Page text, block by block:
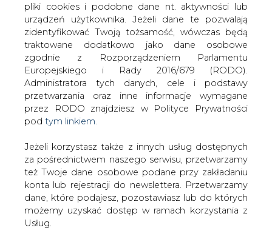
WŁĄCZ CIRE.TV
pliki cookies i podobne dane nt. aktywności lub
urządzeń użytkownika. Jeżeli dane te pozwalają
zidentyfikować Twoją tożsamość, wówczas będą
traktowane dodatkowo jako dane osobowe
zgodnie z Rozporządzeniem Parlamentu
Europejskiego i Rady 2016/679 (RODO).
Administratora tych danych, cele i podstawy
przetwarzania oraz inne informacje wymagane
przez RODO znajdziesz w Polityce Prywatności
pod tym linkiem.
Jeżeli korzystasz także z innych usług dostępnych
za pośrednictwem naszego serwisu, przetwarzamy
też Twoje dane osobowe podane przy zakładaniu
konta lub rejestracji do newslettera. Przetwarzamy
dane, które podajesz, pozostawiasz lub do których
możemy uzyskać dostęp w ramach korzystania z
Usług.
Strona główna ATOM
Niewierowicz: Litwa sama nie
będzie budowała elektrowni atomowej
2013-04-25 00:00